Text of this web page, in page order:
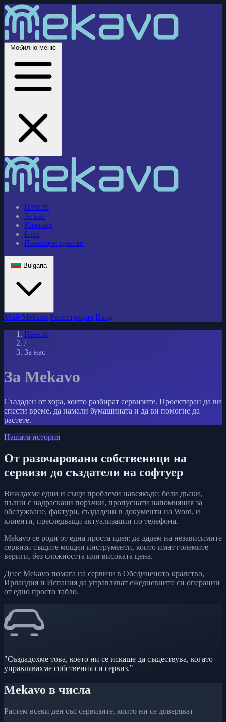
Мобилно меню
Начало
За нас
Контакт
Блог
Помощен център
Bulgaria
Мой Mekavo Регистрация Вход
Начало
/
За нас
За Mekavo
Създаден от хора, които разбират сервизите. Проектиран да ви
спести време, да намали бумащината и да ви помогне да
растете.
Нашата история
От разочаровани собственици на
сервизи до създатели на софтуер
Виждахме едни и същи проблеми навсякъде: бели дъски,
пълни с надраскани поръчки, пропуснати напомняния за
обслужване, фактури, създадени в документи на Word, и
клиенти, преследващи актуализации по телефона.
Mekavo се роди от една проста идея: да дадем на независимите
сервизи същите мощни инструменти, които имат големите
вериги, без сложността или високата цена.
Днес Mekavo помага на сервизи в Обединеното кралство,
Ирландия и Испания да управляват ежедневните си операции
от едно просто табло.
"Създадохме това, което ни се искаше да съществува, когато
управлявахме собствения си сервиз."
Mekavo в числа
Растем всеки ден със сервизите, които ни се доверяват